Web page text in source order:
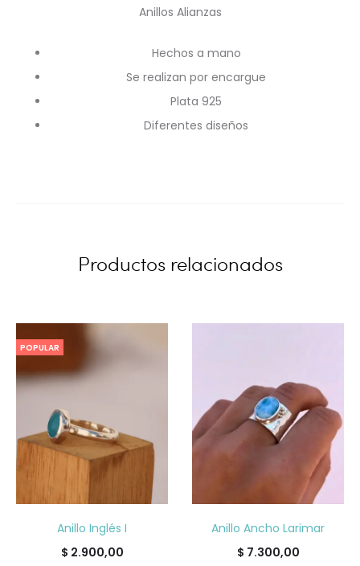
Anillos Alianzas
Hechos a mano
Se realizan por encargue
Plata 925
Diferentes diseños
Productos relacionados
POPULAR
Anillo Inglés I
$ 2.900,00
Anillo Ancho Larimar
$ 7.300,00